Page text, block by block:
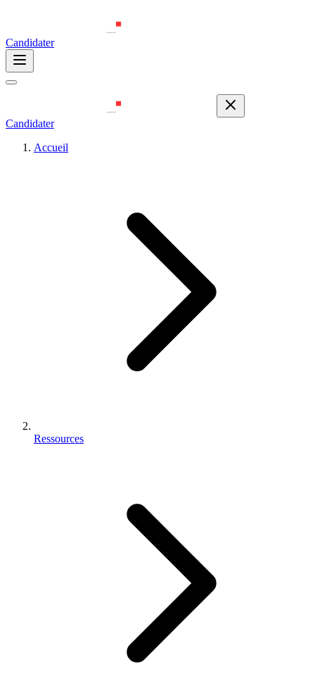
Candidater
Candidater
Accueil
Ressources